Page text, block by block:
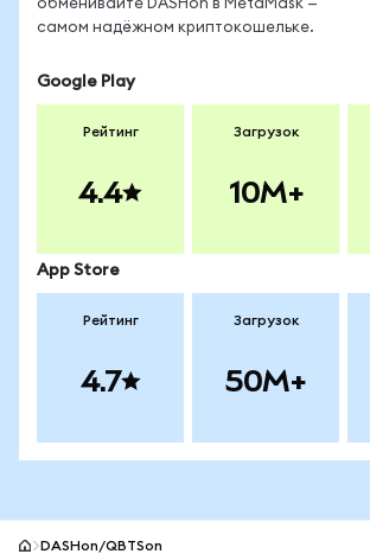
обменивайте DASHon в MetaMask —
самом надёжном криптокошельке.
Google Play
Рейтинг
4.4
Загрузок
10M+
App Store
Рейтинг
4.7
Загрузок
50M+
DASHon/QBTSon